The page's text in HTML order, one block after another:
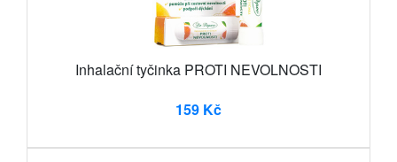
Inhalační tyčinka PROTI NEVOLNOSTI
159 Kč